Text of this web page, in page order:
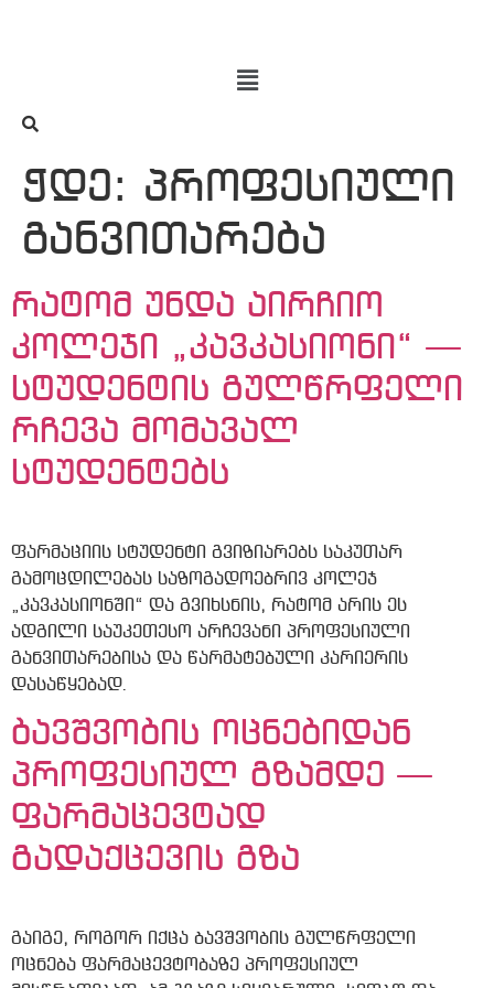
ჭდე: პროფესიული
განვითარება
რატომ უნდა აირჩიო
კოლეჯი „კავკასიონი“ —
სტუდენტის გულწრფელი
რჩევა მომავალ
სტუდენტებს
ფარმაციის სტუდენტი გვიზიარებს საკუთარ
გამოცდილებას საზოგადოებრივ კოლეჯ
„კავკასიონში“ და გვიხსნის, რატომ არის ეს
ადგილი საუკეთესო არჩევანი პროფესიული
განვითარებისა და წარმატებული კარიერის
დასაწყებად.
ბავშვობის ოცნებიდან
პროფესიულ გზამდე —
ფარმაცევტად
გადაქცევის გზა
გაიგე, როგორ იქცა ბავშვობის გულწრფელი
ოცნება ფარმაცევტობაზე პროფესიულ